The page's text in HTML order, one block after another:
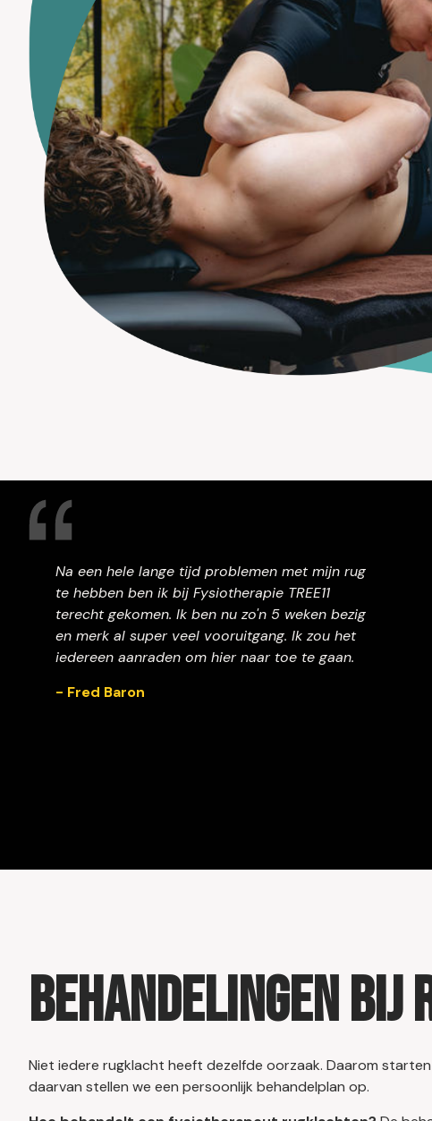
Na een hele lange tijd problemen met mijn rug
te hebben ben ik bij Fysiotherapie TREE11
terecht gekomen. Ik ben nu zo'n 5 weken bezig
en merk al super veel vooruitgang. Ik zou het
iedereen aanraden om hier naar toe te gaan.
- Fred Baron
Behandelingen
Niet iedere rugklacht heeft dezelfde oorzaak. Daarom
daarvan stellen we een persoonlijk behandelplan op.